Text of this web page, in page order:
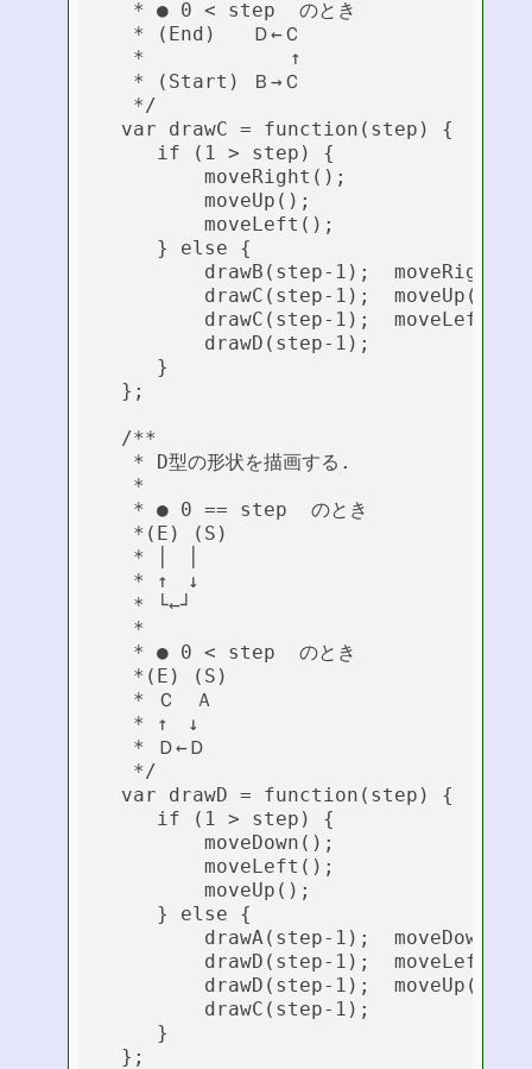
   * ● 0 < step  のとき
   * (End)   Ｄ←Ｃ
   *         　　↑
   * (Start) Ｂ→Ｃ
   */
  var drawC = function(step) {
     if (1 > step) {
         moveRight();
         moveUp();
         moveLeft();
     } else {
drawB(step-1);
         drawC(step-1);  moveUp();
         drawC(step-1);  moveLeft();
         drawD(step-1);
     }
  };
  /**
   * D型の形状を描画する.
   *
   * ● 0 == step  のとき
   *(E) (S)
   * │　│
   * ↑　↓
   * └←┘
   *
   * ● 0 < step  のとき
   *(E) (S)
   * Ｃ　Ａ
   * ↑　↓
   * Ｄ←Ｄ
   */
  var drawD = function(step) {
     if (1 > step) {
         moveDown();
         moveLeft();
         moveUp();
     } else {
         drawA(step-1);  moveDown();
         drawD(step-1);  moveLeft();
         drawD(step-1);  moveUp();
         drawC(step-1);
     }
  };